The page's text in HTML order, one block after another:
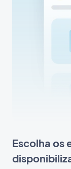
Escolha os